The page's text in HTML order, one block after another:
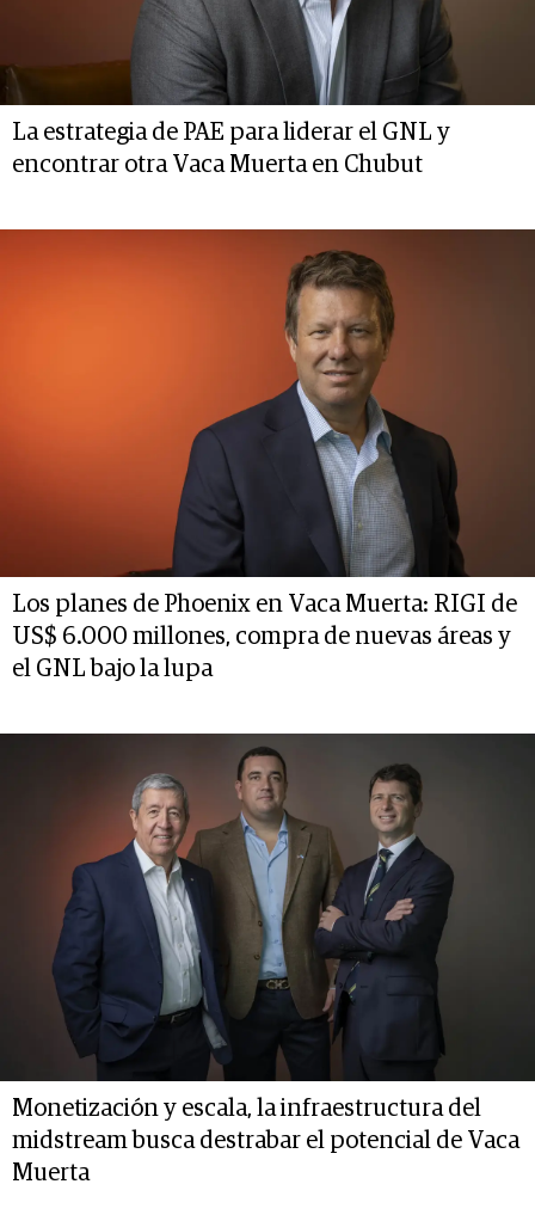
La estrategia de PAE para liderar el GNL y
encontrar otra Vaca Muerta en Chubut
Los planes de Phoenix en Vaca Muerta: RIGI de
US$ 6.000 millones, compra de nuevas áreas y
el GNL bajo la lupa
Monetización y escala, la infraestructura del
midstream busca destrabar el potencial de Vaca
Muerta